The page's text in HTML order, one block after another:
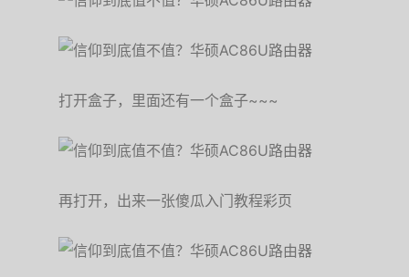
打开盒子，里面还有一个盒子~~~
再打开，出来一张傻瓜入门教程彩页